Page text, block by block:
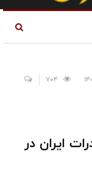
ایران در